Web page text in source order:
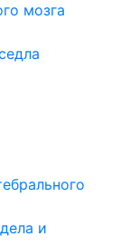
мозга
и